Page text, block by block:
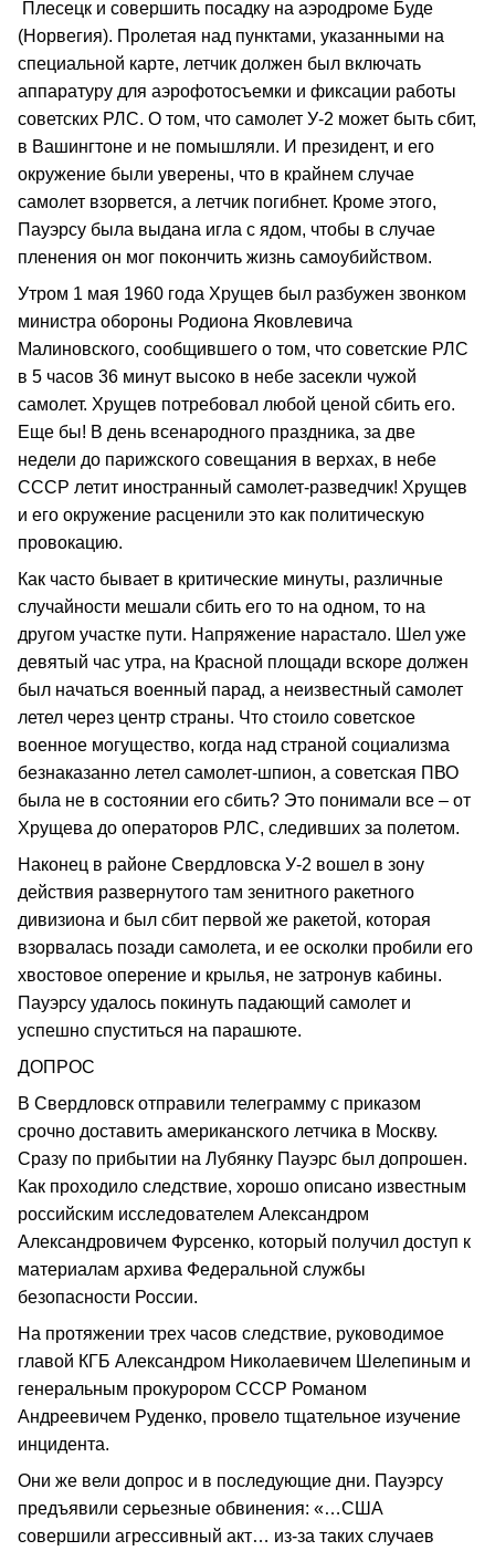
Плесецк и совершить посадку на аэродроме Буде
(Норвегия). Пролетая над пунктами, указанными на
специальной карте, летчик должен был включать
аппаратуру для аэрофотосъемки и фиксации работы
советских РЛС. О том, что самолет У-2 может быть сбит,
в Вашингтоне и не помышляли. И президент, и его
окружение были уверены, что в крайнем случае
самолет взорвется, а летчик погибнет. Кроме этого,
Пауэрсу была выдана игла с ядом, чтобы в случае
пленения он мог покончить жизнь самоубийством.
Утром 1 мая 1960 года Хрущев был разбужен звонком
министра обороны Родиона Яковлевича
Малиновского, сообщившего о том, что советские РЛС
в 5 часов 36 минут высоко в небе засекли чужой
самолет. Хрущев потребовал любой ценой сбить его.
Еще бы! В день всенародного праздника, за две
недели до парижского совещания в верхах, в небе
СССР летит иностранный самолет-разведчик! Хрущев
и его окружение расценили это как политическую
провокацию.
Как часто бывает в критические минуты, различные
случайности мешали сбить его то на одном, то на
другом участке пути. Напряжение нарастало. Шел уже
девятый час утра, на Красной площади вскоре должен
был начаться военный парад, а неизвестный самолет
летел через центр страны. Что стоило советское
военное могущество, когда над страной социализма
безнаказанно летел самолет-шпион, а советская ПВО
была не в состоянии его сбить? Это понимали все – от
Хрущева до операторов РЛС, следивших за полетом.
Наконец в районе Свердловска У-2 вошел в зону
действия развернутого там зенитного ракетного
дивизиона и был сбит первой же ракетой, которая
взорвалась позади самолета, и ее осколки пробили его
хвостовое оперение и крылья, не затронув кабины.
Пауэрсу удалось покинуть падающий самолет и
успешно спуститься на парашюте.
ДОПРОС
В Свердловск отправили телеграмму с приказом
срочно доставить американского летчика в Москву.
Сразу по прибытии на Лубянку Пауэрс был допрошен.
Как проходило следствие, хорошо описано известным
российским исследователем Александром
Александровичем Фурсенко, который получил доступ к
материалам архива Федеральной службы
безопасности России.
На протяжении трех часов следствие, руководимое
главой КГБ Александром Николаевичем Шелепиным и
генеральным прокурором СССР Романом
Андреевичем Руденко, провело тщательное изучение
инцидента.
Они же вели допрос и в последующие дни. Пауэрсу
предъявили серьезные обвинения: «…США
совершили агрессивный акт… из-за таких случаев